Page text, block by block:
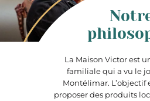
La Maison Victor est
familiale qui a vu le
Montélimar. L’objectif
proposer des produits